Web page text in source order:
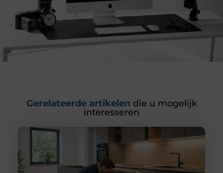
Gerelateerde artikelen die u mogelijk
interesseren